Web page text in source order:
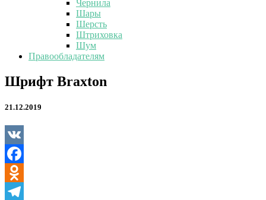
Чернила
Шары
Шерсть
Штриховка
Шум
Правообладателям
Шрифт
Braxton
Шрифт Braxton
21.12.2019
VK
Facebook
Odnoklassniki